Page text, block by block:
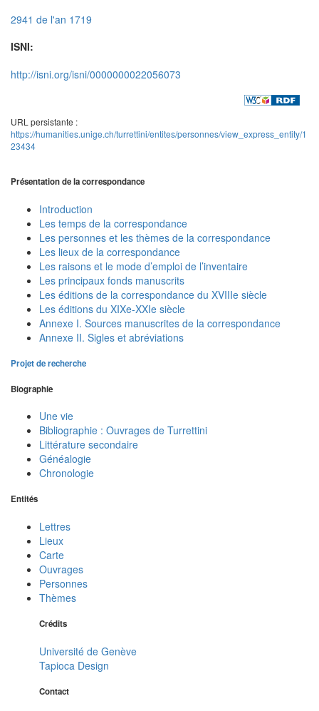
2941 de l'an 1719
ISNI:
http://isni.org/isni/0000000022056073
URL persistante :
https://humanities.unige.ch/turrettini/entites/personnes/view_express_entity/1
23434
Présentation de la correspondance
Introduction
Les temps de la correspondance
Les personnes et les thèmes de la correspondance
Les lieux de la correspondance
Les raisons et le mode d’emploi de l’inventaire
Les principaux fonds manuscrits
Les éditions de la correspondance du XVIIIe siècle
Les éditions du XIXe-XXIe siècle
Annexe I. Sources manuscrites de la correspondance
Annexe II. Sigles et abréviations
Projet de recherche
Biographie
Une vie
Bibliographie : Ouvrages de Turrettini
Littérature secondaire
Généalogie
Chronologie
Entités
Lettres
Lieux
Carte
Ouvrages
Personnes
Thèmes
Crédits
Université de Genève
Tapioca Design
Contact